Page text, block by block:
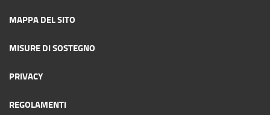
MAPPA DEL SITO
MISURE DI SOSTEGNO
PRIVACY
REGOLAMENTI